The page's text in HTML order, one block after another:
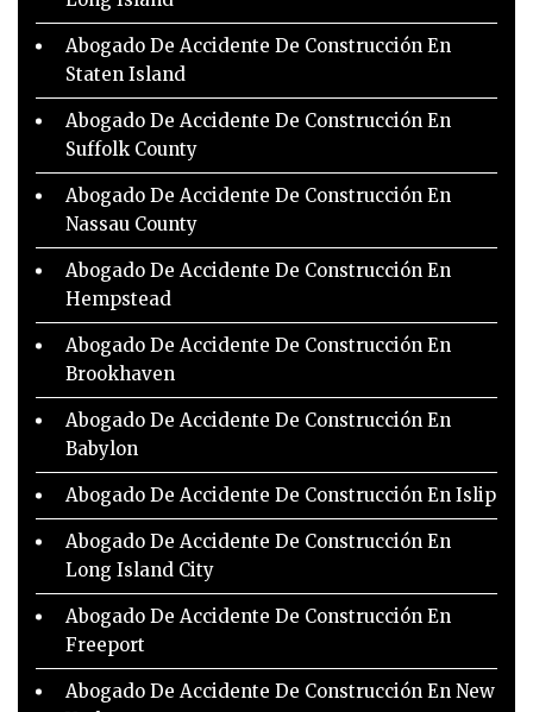
Abogado De Accidente De Construcción En
Staten Island
Abogado De Accidente De Construcción En
Suffolk County
Abogado De Accidente De Construcción En
Nassau County
Abogado De Accidente De Construcción En
Hempstead
Abogado De Accidente De Construcción En
Brookhaven
Abogado De Accidente De Construcción En
Babylon
Abogado De Accidente De Construcción En Islip
Abogado De Accidente De Construcción En
Long Island City
Abogado De Accidente De Construcción En
Freeport
Abogado De Accidente De Construcción En New